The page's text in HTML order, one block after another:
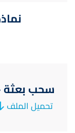
سحب بعثة
تحميل الملف